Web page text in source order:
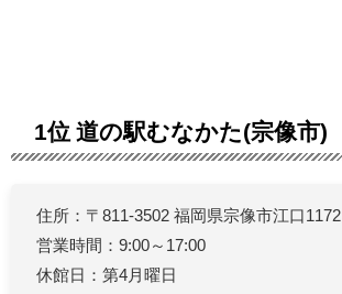
1位 道の駅むなかた(宗像市)
住所：〒811-3502 福岡県宗像市江口1172
営業時間：9:00～17:00
休館日：第4月曜日